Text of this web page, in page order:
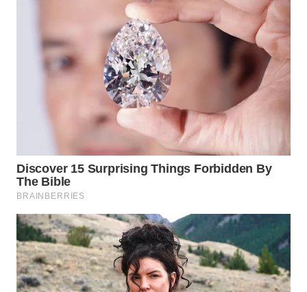
SURABAYA
WN
MANDALIKA
WN
LIKUPANG
WN